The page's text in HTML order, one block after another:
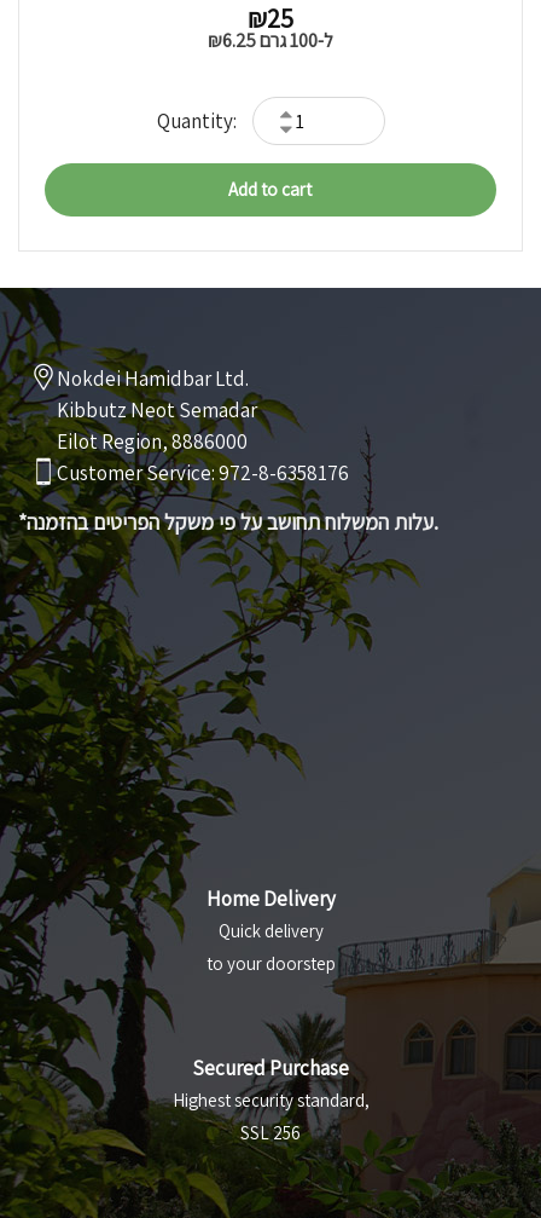
₪25
₪6.25 ל-100 גרם
Add to cart
Nokdei Hamidbar Ltd.
Kibbutz Neot Semadar
Eilot Region, 8886000
Customer Service: 972-8-6358176
*עלות המשלוח תחושב על פי משקל הפריטים בהזמנה.
Home Delivery
Quick delivery
to your doorstep
Secured Purchase
Highest security standard,
SSL 256